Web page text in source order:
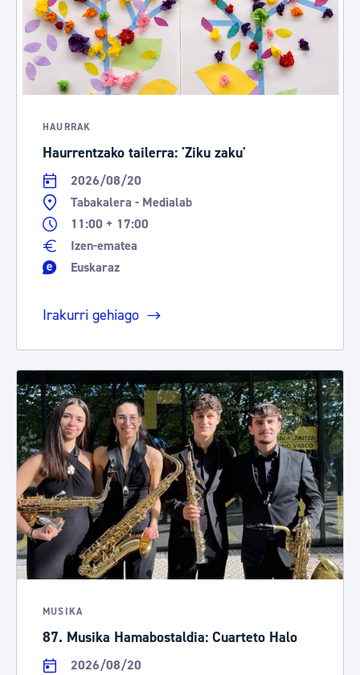
HAURRAK
Haurrentzako tailerra: 'Ziku zaku'
2026/08/20
Tabakalera - Medialab
11:00 + 17:00
Izen-ematea
Euskaraz
Irakurri gehiago
MUSIKA
87. Musika Hamabostaldia: Cuarteto Halo
2026/08/20